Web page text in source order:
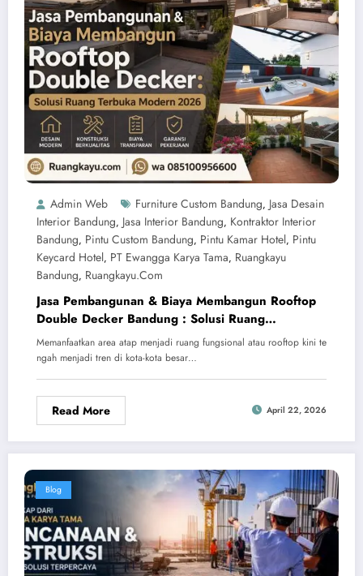
Admin Web Furniture Custom Bandung, Jasa Desain
Interior Bandung, Jasa Interior Bandung, Kontraktor Interior
Bandung, Pintu Custom Bandung, Pintu Kamar Hotel, Pintu
Keycard Hotel, PT Ewangga Karya Tama, Ruangkayu
Bandung, Ruangkayu.com
Jasa Pembangunan & Biaya Membangun Rooftop
Double Decker Bandung : Solusi Ruang
Bertingkat Modern
Memanfaatkan area atap menjadi ruang fungsional atau rooftop kini te
ngah menjadi tren di kota-kota besar…
Read More April 22, 2026
Blog